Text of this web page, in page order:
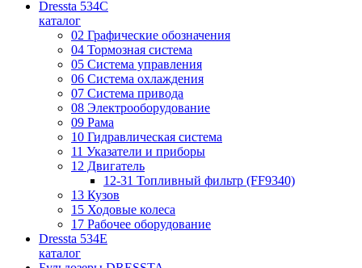
Dressta 534C
каталог
02 Графические обозначения
04 Тормозная система
05 Система управления
06 Система охлаждения
07 Система привода
08 Электрооборудование
09 Рама
10 Гидравлическая система
11 Указатели и приборы
12 Двигатель
12-31 Топливный фильтр (FF9340)
13 Кузов
15 Ходовые колеса
17 Рабочее оборудование
Dressta 534E
каталог